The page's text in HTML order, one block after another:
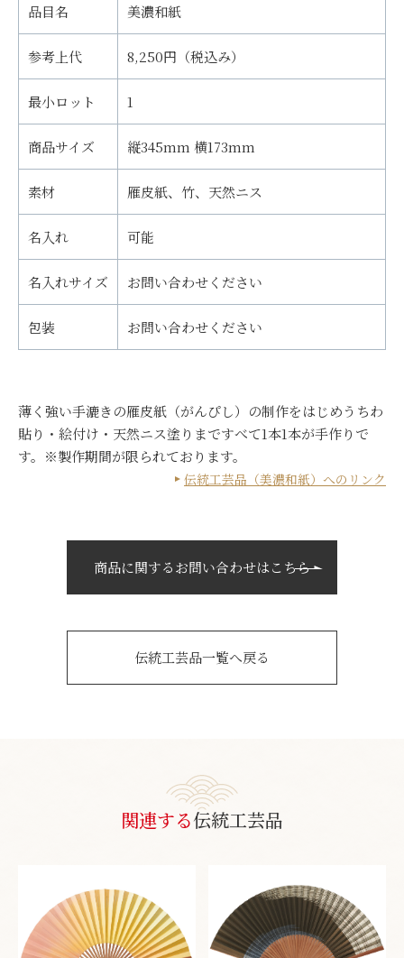
品目名 美濃和紙
参考上代 8,250円（税込み）
最小ロット 1
商品サイズ 縦345mm 横173mm
素材 雁皮紙、竹、天然ニス
名入れ 可能
名入れサイズ お問い合わせください
包装 お問い合わせください
薄く強い手漉きの雁皮紙（がんぴし）の制作をはじめうちわ
貼り・絵付け・天然ニス塗りまですべて1本1本が手作りで
す。※製作期間が限られております。
伝統工芸品（美濃和紙）へのリンク
商品に関するお問い合わせはこちら
伝統工芸品一覧へ戻る
関連する伝統工芸品